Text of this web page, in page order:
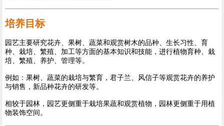
培养目标
园艺主要研究花卉、果树、蔬菜和观赏树木的品种、生长习性、育
种、栽培、繁殖、加工等方面的基本知识和技能，进行植物育种、栽
培、繁殖、养护、管理等。
例如：果树、蔬菜的栽培与繁育，君子兰、风信子等观赏花卉的养护
与销售，新品种花卉的研发等。
相较于园林，园艺更侧重于栽培果蔬和观赏植物，园林更侧重于用植
物装饰空间。